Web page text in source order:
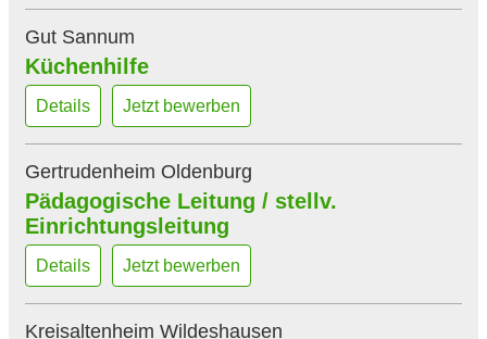
Waisenstift Varel - Heilpädagogische Jugendhilfe
Wohn- und Pflegeheim Sanderbusch
Wohngemeinschaft Heidloge
Wohnheim Bloherfelde
Wohnheim Fichtenstrasse
Wohnheim Friedenstrasse
Zentrale Pflegesatzstelle
Gut Sannum
Küchenhilfe
Details Jetzt bewerben
Gertrudenheim Oldenburg
Pädagogische Leitung / stellv.
Einrichtungsleitung
Details Jetzt bewerben
Kreisaltenheim Wildeshausen